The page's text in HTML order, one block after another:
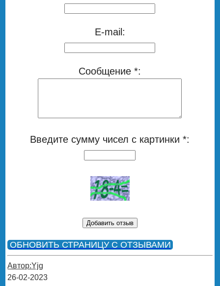
E-mail:
Сообщение *:
Введите сумму чисел с картинки *:
ОБНОВИТЬ СТРАНИЦУ С ОТЗЫВАМИ
Автор:Yjg
26-02-2023